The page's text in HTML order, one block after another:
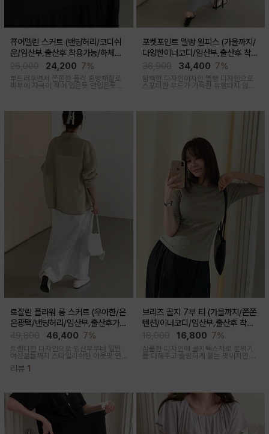
퓨어멜린 스커트 (밴딩허리/코디쉬
운/임산부,출산후 착용가능/하체커
24,200 7%
부드러우면서 쫀쫀한 폴리 혼방재질로
피부에 자극이 적어 입은듯 안입은듯한
포켓포인트 멜빵 원피스 (가울까지/
다양한이너코디/임산부,출산후 착용
34,400 7%
담백한 디자인이지만 멜빵 디자인으로
스포티한 무드가 가득한 유행타지 않는
로잘린 플라워 롱 스커트 (우아한/은
은광택/밴딩허리/임산부,출산후가
46,400 7%
트렌디한 디자인으로 임산부부터 일반
여성분들까지 스타일리쉬한 아웃핏 연
패턴과 우아한 광택감이 세련된 롱스커
리뷰 1
브리즈 골지 7부 티 (가을까지/쫀쫀
텐션/이너코디/임산부,출산후 착용
16,800 7%
심플한 디자인에 골지텍스처로 분위기
를 더해주고 슬림하게 붙는 핏이지만 부